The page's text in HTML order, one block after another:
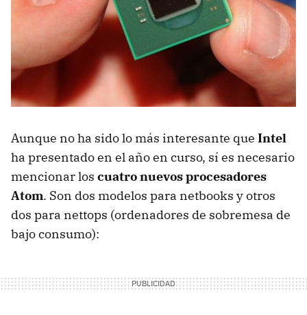
Aunque no ha sido lo más interesante que Intel
ha presentado en el año en curso, sí es necesario
mencionar los cuatro nuevos procesadores
Atom. Son dos modelos para netbooks y otros
dos para nettops (ordenadores de sobremesa de
bajo consumo):